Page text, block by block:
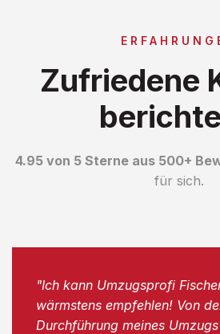
Zufriedene
4.95 von 5 Sterne aus 500+
für sich.
"Ich kann Umzugsprofi
wärmstens empfehlen! Von
Durchführung meines